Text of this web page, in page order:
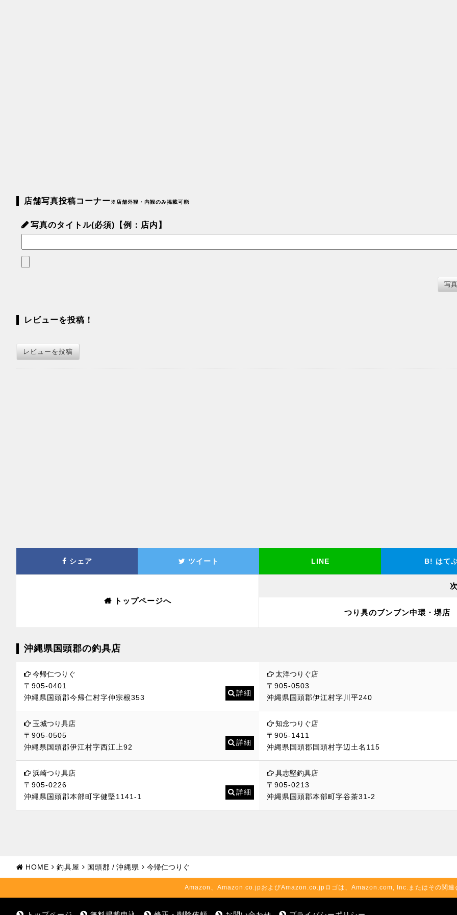
店舗写真投稿コーナー※店舗外観・内観のみ掲載可能
写真のタイトル(必須)【例：店内】
レビューを投稿！
レビューを投稿
シェア ツイート LINE B! はて
トップページへ
つり具のブンブン中環・堺店
沖縄県国頭郡の釣具店
今帰仁つりぐ
〒905-0401
沖縄県国頭郡今帰仁村字仲宗根353
詳細
太洋つりぐ店
〒905-0503
沖縄県国頭郡伊江村字川平240
玉城つり具店
〒905-0505
沖縄県国頭郡伊江村字西江上92
詳細
知念つりぐ店
〒905-1411
沖縄県国頭郡国頭村字辺土名115
浜崎つり具店
〒905-0226
沖縄県国頭郡本部町字健堅1141-1
詳細
具志堅釣具店
〒905-0213
沖縄県国頭郡本部町字谷茶31-2
HOME 釣具屋 国頭郡 / 沖縄県 今帰仁つりぐ
Amazon、Amazon.co.jpおよびAmazon.co.jpロゴは、Amazon.com, Inc.またはその関連